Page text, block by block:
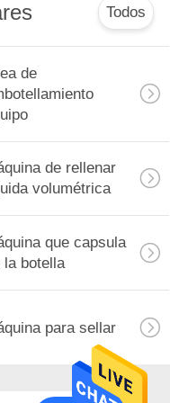
13
sellar
12
Todos
de
de rellenar
volumétrica
que capsula
la botella
para sellar